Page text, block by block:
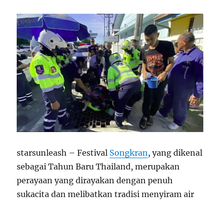
starsunleash – Festival Songkran , yang dikenal
sebagai Tahun Baru Thailand, merupakan
perayaan yang dirayakan dengan penuh
sukacita dan melibatkan tradisi menyiram air